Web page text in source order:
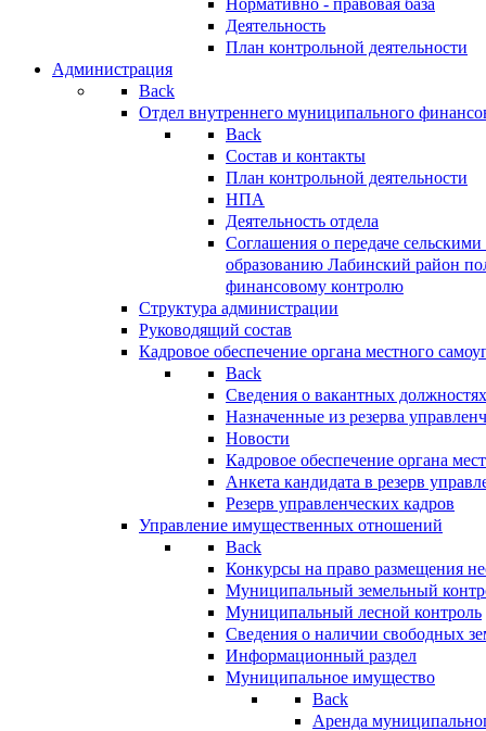
Нормативно - правовая база
Деятельность
План контрольной деятельности
Администрация
Back
Отдел внутреннего муниципального
Back
Состав и контакты
План контрольной деятельности
НПА
Деятельность отдела
Соглашения о передаче
образованию Лабинский район
финансовому контролю
Структура администрации
Руководящий состав
Кадровое обеспечение органа местного
Back
Сведения о вакантных
Назначенные из резерва
Новости
Кадровое обеспечение органа
Анкета кандидата в резерв
Резерв управленческих кадров
Управление имущественных отношений
Back
Конкурсы на право размещения
Муниципальный земельный
Муниципальный лесной контроль
Сведения о наличии свободных
Информационный раздел
Муниципальное имущество
Back
Аренда